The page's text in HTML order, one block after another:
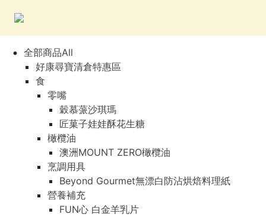
全部商品All
好康尋寶清倉特惠區
食
零嘴
穀慕蒎沙琪瑪
匠菓子娃娃酥花生糖
橄欖油
澳洲MOUNT ZERO橄欖油
烹調用具
Beyond Gourmet無漂白防沾烘焙料理紙
營養補充
FUN心 白金羊乳片